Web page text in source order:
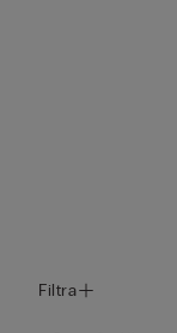
Filtra